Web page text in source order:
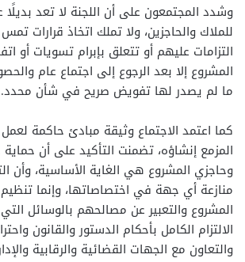
وشدد المجتمعون على أن اللجنة لا تعد بديلًا
للملاك والحاجزين، ولا تملك اتخاذ قرارات
التزامات عليهم أو تتعلق بإبرام تسويات أو
المشروع إلا بعد الرجوع إلى اجتماع عام
ما لم يصدر لها تفويض صريح في شأن محدد.
كما اعتمد الاجتماع وثيقة مبادئ حاكمة لعمل
المزمع إنشاؤه، تضمنت التأكيد على أن
وحاجزي المشروع هي الغاية الأساسية، وأن
منازعة أي جهة في اختصاصاتها، وإنما
المشروع والتعبير عن مصالحهم بالوسائل
الالتزام الكامل بأحكام الدستور والقانون
والتعاون مع الجهات القضائية والرقابية